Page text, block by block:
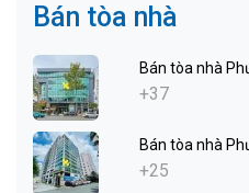
Bán tòa nhà
Bán tòa nhà
+37
Bán tòa nhà
+25